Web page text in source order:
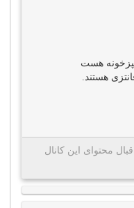
هست
هستند.
محتوای این کانال